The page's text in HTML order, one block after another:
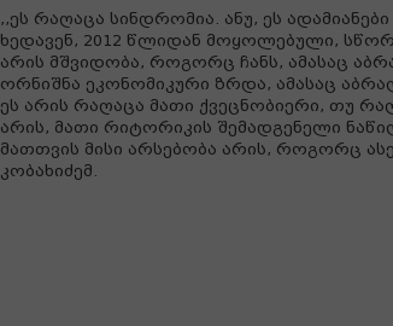
,,ეს რაღაცა სინდრომია. ანუ, ეს
ხედავენ, 2012 წლიდან მოყოლებული,
არის მშვიდობა, როგორც ჩანს, ამასაც
ორნიშნა ეკონომიკური ზრდა, ამასაც
ეს არის რაღაცა მათი ქვეცნობიერი, თუ
არის, მათი რიტორიკის შემადგენელი
მათთვის მისი არსებობა არის, როგორც
კობახიძემ.